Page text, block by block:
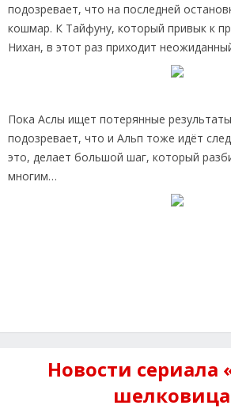
подозревает, что на последней
кошмар. К Тайфуну, который привык к
Нихан, в этот раз приходит
Пока Аслы ищет потерянные
подозревает, что и Альп тоже идёт
это, делает большой шаг, который
многим…
Новости сериала